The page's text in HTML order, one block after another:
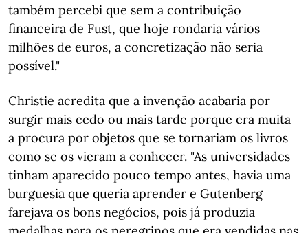
também percebi que sem a contribuição
financeira de Fust, que hoje rondaria vários
milhões de euros, a concretização não seria
possível."
Christie acredita que a invenção acabaria por
surgir mais cedo ou mais tarde porque era muita
a procura por objetos que se tornariam os livros
como se os vieram a conhecer. "As universidades
tinham aparecido pouco tempo antes, havia uma
burguesia que queria aprender e Gutenberg
farejava os bons negócios, pois já produzia